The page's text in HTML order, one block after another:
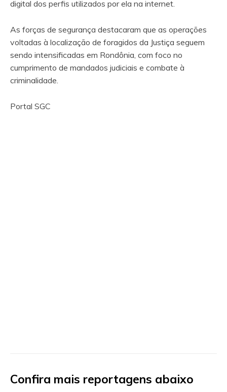
digital dos perfis utilizados por ela na internet.
As forças de segurança destacaram que as operações
voltadas à localização de foragidos da Justiça seguem
sendo intensificadas em Rondônia, com foco no
cumprimento de mandados judiciais e combate à
criminalidade.
Portal SGC
Confira mais reportagens abaixo